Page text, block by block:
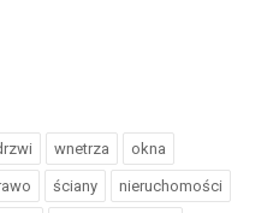
wnetrza okna
ściany nieruchomości